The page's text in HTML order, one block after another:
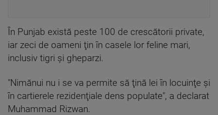
În Punjab există peste 100 de crescătorii private,
iar zeci de oameni ţin în casele lor feline mari,
inclusiv tigri şi gheparzi.
"Nimănui nu i se va permite să ţină lei în locuinţe şi
în cartierele rezidenţiale dens populate", a declarat
Muhammad Rizwan.